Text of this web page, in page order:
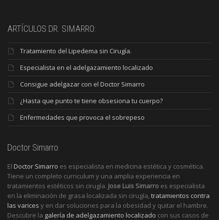
ARTÍCULOS DR. SIMARRO:
Tratamiento del Lipedema sin Cirugía.
Especialista en el adelgazamiento localizado
Consigue adelgazar con el Doctor Simarro
¿Hasta que punto te tiene obsesiona tu cuerpo?
Enfermedades que provoca el sobrepeso
Doctor Simarro
El Doctor Simarro es especialista en medicina estética y cosmética.
Tiene un completo curriculum y una amplia experiencia en
tratamientos estéticos sin cirugía. Jose Luis Simarro es especialista
en la eliminación de grasa localizada sin cirugía,tratamientos contra
las varices y en dar soluciones para la obesidad y quitar el hambre.
Descubre la galería de adelgazamiento localizado con sus casos de